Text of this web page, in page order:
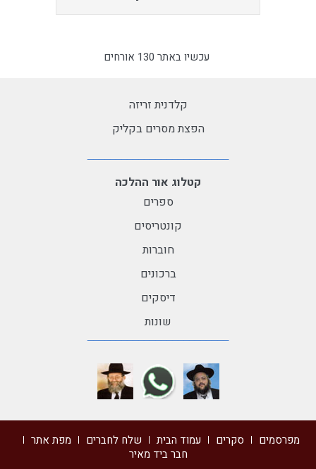
עכשיו באתר 130 אורחים
קלדנית זריזה
הפצת מסרים בקליק
קטלוג אור ההלכה
ספרים
קונטריסים
חוברות
ברכונים
דיסקים
שונות
מפרסמים סקרים עמוד הבית שלח לחברים
מפת אתר
חבר ביד מאיר